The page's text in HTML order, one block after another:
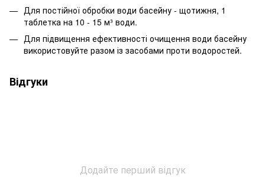
Для постійної обробки води басейну - щотижня, 1
таблетка на 10 - 15 м³ води.
Для підвищення ефективності очищення води басейну
використовуйте разом із засобами проти водоростей.
Відгуки
Додайте перший відгук